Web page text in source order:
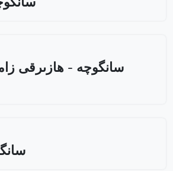
سانگوچە - ھازىرقى